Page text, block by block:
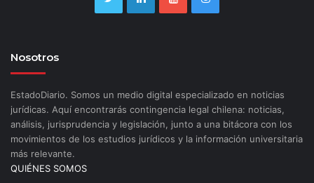
Nosotros
EstadoDiario. Somos un medio digital especializado en noticias
jurídicas. Aquí encontrarás contingencia legal chilena: noticias,
análisis, jurisprudencia y legislación, junto a una bitácora con los
movimientos de los estudios jurídicos y la información universitaria
más relevante.
QUIÉNES SOMOS